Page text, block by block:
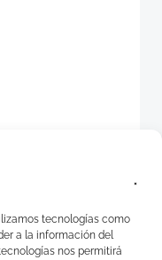
tecnologías como
a la información del
nos permitirá